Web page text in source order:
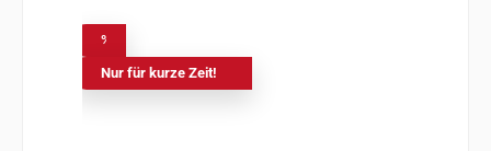
Nur für kurze Zeit!